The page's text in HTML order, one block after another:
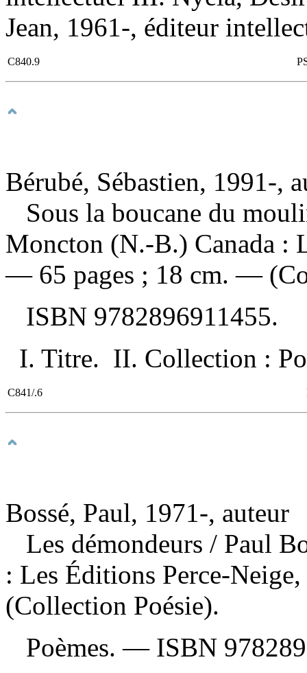
Jean, 1961-, éditeur
C840.9
Bérubé, Sébastien, 1991-,
Sous la boucane du
Moncton (N.-B.) Canada :
— 65 pages ; 18 cm. —
ISBN 9782896911455.
I. Titre. II. Collection :
C841/.6
Bossé, Paul, 1971-, auteur
Les démondeurs / Paul
: Les Éditions Perce-
(Collection Poésie).
Poèmes. — ISBN